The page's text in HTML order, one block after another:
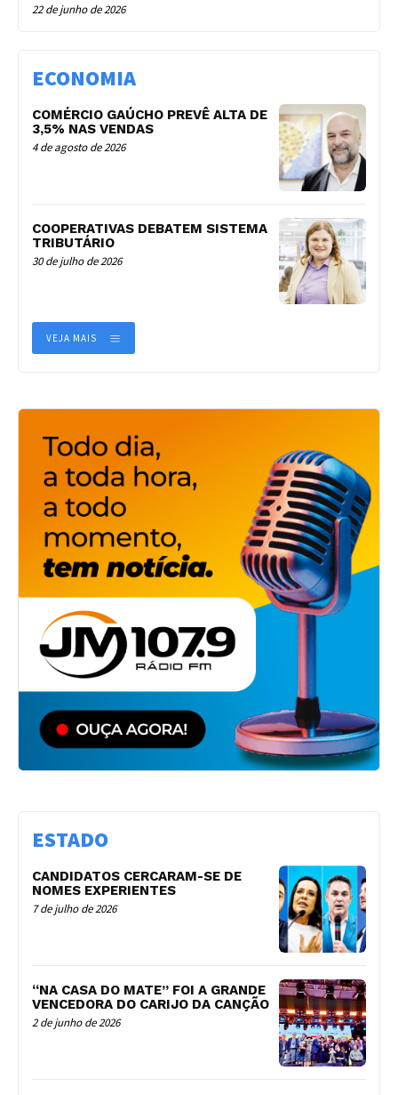
22 de junho de 2026
ECONOMIA
COMÉRCIO GAÚCHO PREVÊ ALTA DE
3,5% NAS VENDAS
4 de agosto de 2026
COOPERATIVAS DEBATEM SISTEMA
TRIBUTÁRIO
30 de julho de 2026
VEJA MAIS
ESTADO
CANDIDATOS CERCARAM-SE DE
NOMES EXPERIENTES
7 de julho de 2026
“NA CASA DO MATE” FOI A GRANDE
VENCEDORA DO CARIJO DA CANÇÃO
2 de junho de 2026